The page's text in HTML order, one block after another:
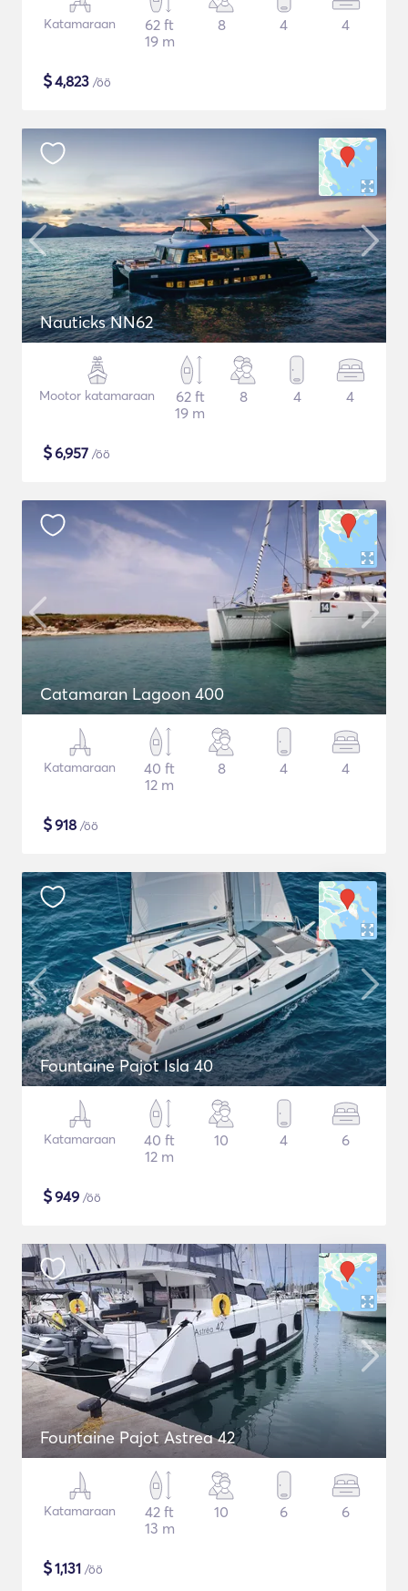
Katamaraan
62 ft
19 m
8 4 4
$4,823 /öö
Nauticks NN62
Mootor katamaraan
62 ft
19 m
8 4 4
$6,957 /öö
Catamaran Lagoon 400
Katamaraan
40 ft
12 m
8 4 4
$918 /öö
Fountaine Pajot Isla 40
Katamaraan
40 ft
12 m
10 4 6
$949 /öö
Fountaine Pajot Astrea 42
Katamaraan
42 ft
13 m
10 6 6
$1,131 /öö